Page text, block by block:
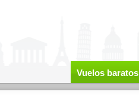
Vuelos baratos